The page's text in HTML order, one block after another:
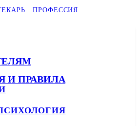
ПРОФЕССИЯ
И ПРАВИЛА